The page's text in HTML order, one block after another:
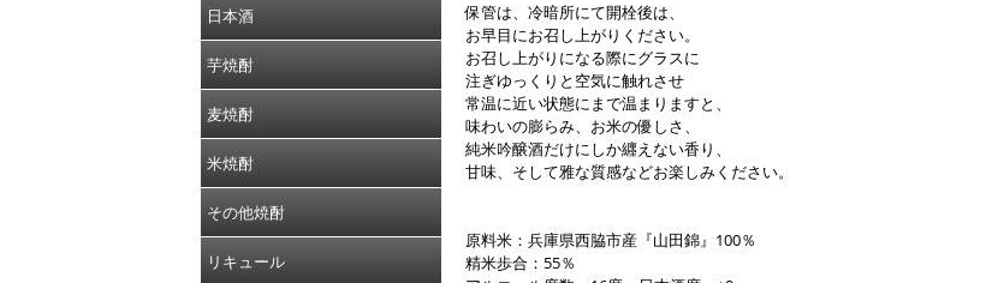
日本酒
芋焼酎
麦焼酎
米焼酎
その他焼酎
リキュール
保管は、冷暗所にて開栓後は、
お早目にお召し上がりください。
お召し上がりになる際にグラスに
注ぎゆっくりと空気に触れさせ
常温に近い状態にまで温まりますと、
味わいの膨らみ、お米の優しさ、
純米吟醸酒だけにしか纒えない香り、
甘味、そして雅な質感などお楽しみください。
原料米：兵庫県西脇市産『山田錦』100％
精米歩合：55％